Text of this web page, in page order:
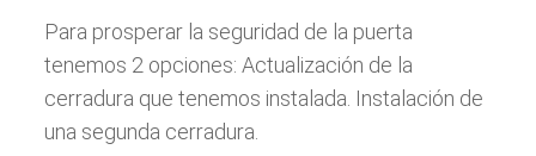
Para prosperar la seguridad de la puerta
tenemos 2 opciones: Actualización de la
cerradura que tenemos instalada. Instalación de
una segunda cerradura.